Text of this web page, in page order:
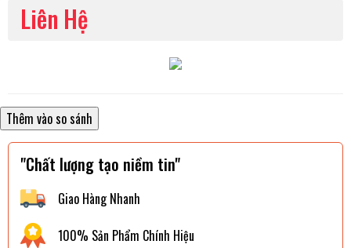
Liên Hệ
"Chất lượng tạo niềm tin"
Giao Hàng Nhanh
100% Sản Phẩm Chính Hiệu